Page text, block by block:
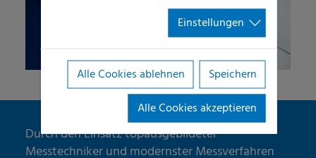
Durch den Einsatz topausgebildeter
Messtechniker und modernster Messverfahren
Einstellungen
Alle Cookies ablehnen
Speichern
Alle Cookies akzeptieren